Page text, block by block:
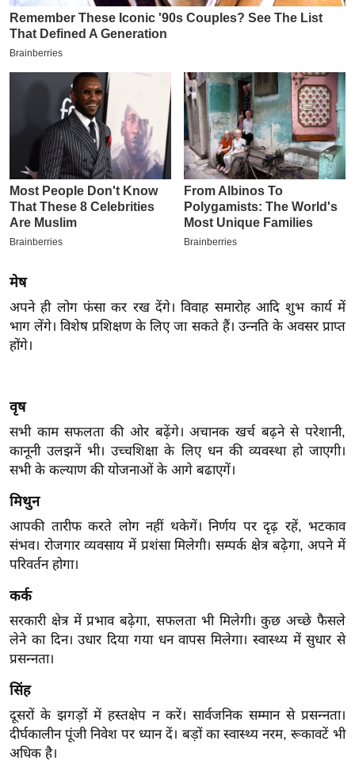
2
0
2
6
-
पे
प
र
सा
ल
बे
ल
श
ख्सि
त
यं
ग
इं
डि
सा
हि
ज
ग
त
ऑ
मेष
अपने ही लोग फंसा कर रख देंगे। विवाह समारोह आदि शुभ कार्य में
भाग लेंगे। विशेष प्रशिक्षण के लिए जा सकते हैं। उन्नति के अवसर प्राप्त
होंगे।
वृष
सभी काम सफलता की ओर बढ़ेंगे। अचानक खर्च बढ़ने से परेशानी,
कानूनी उलझनें भी। उच्चशिक्षा के लिए धन की व्यवस्था हो जाएगी।
सभी के कल्याण की योजनाओं के आगे बढाएगें।
मिथुन
आपकी तारीफ करते लोग नहीं थकेगें। निर्णय पर दृढ़ रहें, भटकाव
संभव। रोजगार व्यवसाय में प्रशंसा मिलेगी। सम्पर्क क्षेत्र बढ़ेगा, अपने में
परिवर्तन होगा।
कर्क
सरकारी क्षेत्र में प्रभाव बढ़ेगा, सफलता भी मिलेगी। कुछ अच्छे फैसले
लेने का दिन। उधार दिया गया धन वापस मिलेगा। स्वास्थ्य में सुधार से
प्रसन्नता।
सिंह
दूसरों के झगड़ों में हस्तक्षेप न करें। सार्वजनिक सम्मान से प्रसन्नता।
दीर्घकालीन पूंजी निवेश पर ध्यान दें। बड़ों का स्वास्थ्य नरम, रूकावटें भी
अधिक है।